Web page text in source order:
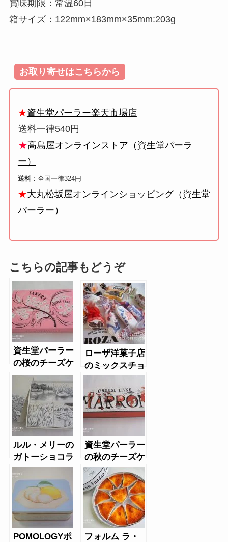
賞味期限：常温60日
箱サイズ：122mm×183mm×35mm:203g
お取り寄せはこちらから
★資生堂パーラー楽天市場店
送料一律540円
★高島屋オンラインストア（資生堂パーラ
ー）
送料：全国一律324円
★大丸松坂屋オンラインショッピング（資生堂
パーラー）
こちらの記事もどうぞ
資生堂パーラー
の桜のチーズケ
ーキ
ローザ洋菓子店
のミックスチョ
コレート
ルル・メリーの
ガトーショコラ
資生堂パーラー
の秋のチーズケ
ーキ（マロン）
POMOLOGYポ フォルム ラ・